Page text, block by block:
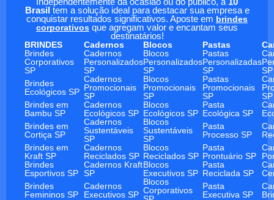
Brasil tem a solução ideal para destacar sua empresa e
conquistar resultados significativos. Aposte em brindes
corporativos que agregam valor e encantam seus
destinatários!
BRINDES
Cadernos Blocos Pastas
Brindes
Corporativos
SP
Cadernos
Personalizados
SP
Blocos
Personalizados
SP
Pastas
Personalizadas
SP
SP
Brindes
Ecológicos SP
Cadernos
Promocionais
SP
Blocos
Promocionais
SP
Pastas
Promocionais
SP
SP
Brindes em
Bambu SP
Cadernos
Ecológicos SP
Blocos
Ecológicos SP
Pasta
Ecológica SP
Brindes em
Cortiça SP
Cadernos
Sustentáveis
SP
Blocos
Sustentáveis
SP
Pasta
Processo SP
Brindes em
Kraft SP
Cadernos
Reciclados SP
Blocos
Reciclados SP
Pasta
Prontuário SP
Brindes
Esportivos SP
Cadernos Kraft
SP
Blocos
Executivos SP
Pasta
Reciclada SP
Brindes
Femininos SP
Cadernos
Executivos SP
Blocos
Corporativos
Pasta
Executiva SP